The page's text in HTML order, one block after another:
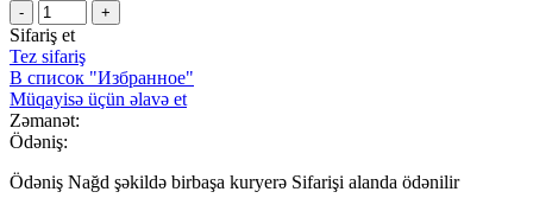
- +
Sifariş et
Tez sifariş
В список "Избранное"
Müqayisə üçün əlavə et
Zəmanət:
Ödəniş:
Ödəniş Nağd şəkildə birbaşa kuryerə Sifarişi alanda ödənilir